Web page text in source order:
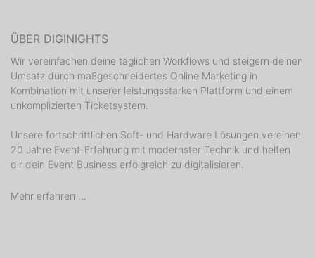
ÜBER DIGINIGHTS
Wir vereinfachen deine täglichen Workflows und steigern deinen
Umsatz durch maßgeschneidertes Online Marketing in
Kombination mit unserer leistungsstarken Plattform und einem
unkomplizierten Ticketsystem.
Unsere fortschrittlichen Soft- und Hardware Lösungen vereinen
20 Jahre Event-Erfahrung mit modernster Technik und helfen
dir dein Event Business erfolgreich zu digitalisieren.
Mehr erfahren ...